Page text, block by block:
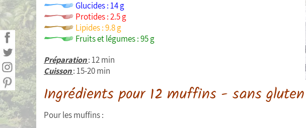
Glucides : 14 g
Protides : 2.5 g
Lipides : 9.8 g
Fruits et légumes : 95 g
Préparation: 12 min
Cuisson: 15-20 min
Ingrédients pour 12 muffins - sans gluten
Pour les muffins :